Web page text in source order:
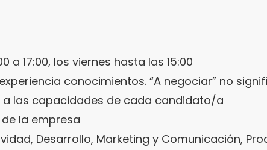
a 17:00, los viernes hasta las 15:00
conocimientos. “A negociar” no
las capacidades de cada candidato/a
la empresa
Desarrollo, Marketing y Comunicación,